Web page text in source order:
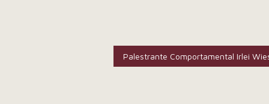
Palestrante Comportamental Irlei